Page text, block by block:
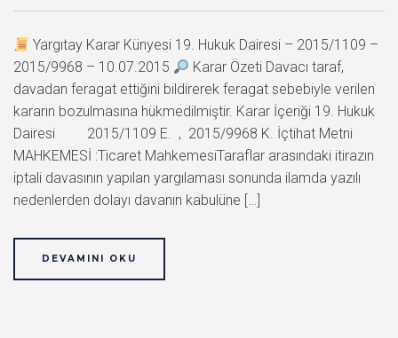
Yargıtay Karar Künyesi 19. Hukuk Dairesi – 2015/1109 –
2015/9968 – 10.07.2015
Karar Özeti Davacı taraf,
davadan feragat ettiğini bildirerek feragat sebebiyle verilen
kararın bozulmasına hükmedilmiştir. Karar İçeriği 19. Hukuk
Dairesi 2015/1109 E. , 2015/9968 K. İçtihat Metni
MAHKEMESİ :Ticaret MahkemesiTaraflar arasındaki itirazın
iptali davasının yapılan yargılaması sonunda ilamda yazılı
nedenlerden dolayı davanın kabulüne […]
DEVAMINI OKU